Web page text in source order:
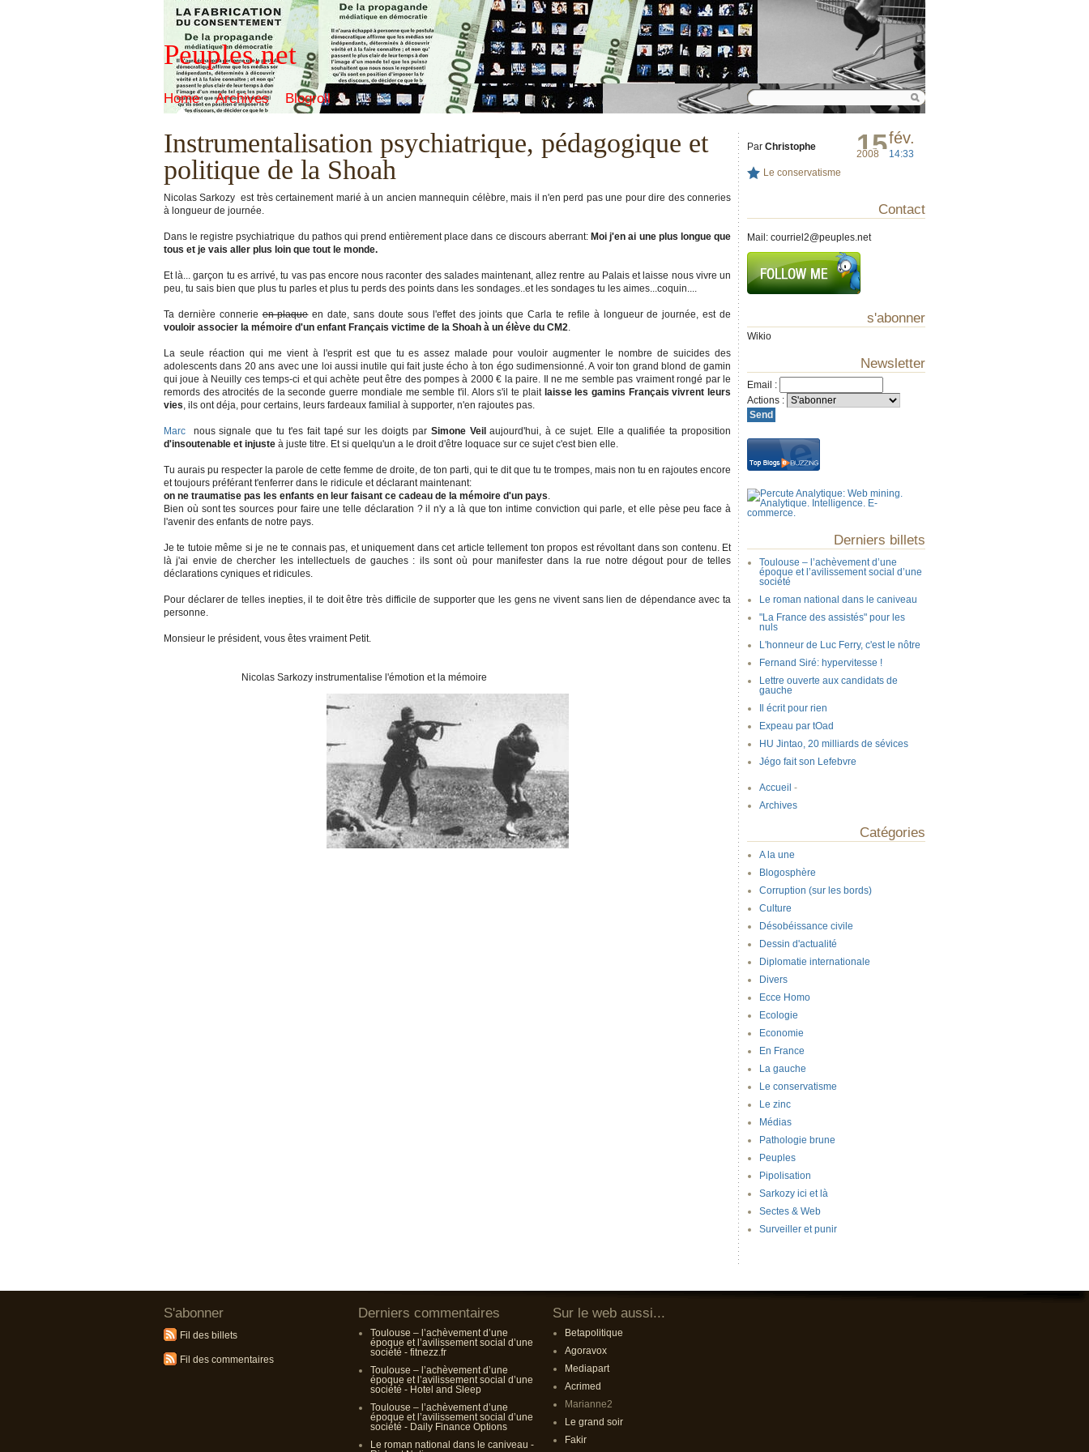
Peuples.net
Home Archives Blogroll
Instrumentalisation psychiatrique, pédagogique et
politique de la Shoah
15fév.
2008 14:33
Par Christophe
Le conservatisme
Nicolas Sarkozy est très certainement marié à un ancien mannequin célèbre, mais il n'en perd pas une pour dire des conneries
à longueur de journée.
Dans le registre psychiatrique du pathos qui prend entièrement place dans ce discours aberrant: Moi j'en ai une plus longue que
tous et je vais aller plus loin que tout le monde.
Et là... garçon tu es arrivé, tu vas pas encore nous raconter des salades maintenant, allez rentre au Palais et laisse nous vivre un
peu, tu sais bien que plus tu parles et plus tu perds des points dans les sondages..et les sondages tu les aimes...coquin....
Ta dernière connerieen plaqueen date, sans doute sous l'effet des joints que Carla te refile à longueur de journée, est de
vouloir associer la mémoire d'un enfant Français victime de la Shoah à un élève du CM2.
La seule réaction qui me vient à l'esprit est que tu es assez malade pour vouloir augmenter le nombre de suicides des
adolescents dans 20 ans avec une loi aussi inutile qui fait juste écho à ton égo sudimensionné. A voir ton grand blond de gamin
qui joue à Neuilly ces temps-ci et qui achète peut être des pompes à 2000 € la paire. Il ne me semble pas vraiment rongé par le
remords des atrocités de la seconde guerre mondiale me semble t'il. Alors s'il te plait laisse les gamins Français vivrent leurs
vies, ils ont déja, pour certains, leurs fardeaux familial à supporter, n'en rajoutes pas.
Marc nous signale que tu t'es fait tapé sur les doigts par Simone Veil aujourd'hui, à ce sujet. Elle a qualifiée ta proposition
d'insoutenable et injuste à juste titre. Et si quelqu'un a le droit d'être loquace sur ce sujet c'est bien elle.
Tu aurais pu respecter la parole de cette femme de droite, de ton parti, qui te dit que tu te trompes, mais non tu en rajoutes encore
et toujours préférant t'enferrer dans le ridicule et déclarant maintenant:
on ne traumatise pas les enfants en leur faisant ce cadeau de la mémoire d'un pays.
Bien où sont tes sources pour faire une telle déclaration ? il n'y a là que ton intime conviction qui parle, et elle pèse peu face à
l'avenir des enfants de notre pays.
Je te tutoie même si je ne te connais pas, et uniquement dans cet article tellement ton propos est révoltant dans son contenu. Et
là j'ai envie de chercher les intellectuels de gauches : ils sont où pour manifester dans la rue notre dégout pour de telles
déclarations cyniques et ridicules.
Pour déclarer de telles inepties, il te doit être très difficile de supporter que les gens ne vivent sans lien de dépendance avec ta
personne.
Monsieur le président, vous êtes vraiment Petit.
Nicolas Sarkozy instrumentalise l'émotion et la mémoire
Contact
Mail: courriel2@peuples.net
s'abonner
Wikio
Newsletter
Email :
Actions :
Derniers billets
Toulouse – l’achèvement d’une
époque et l’avilissement social d’une
société
Le roman national dans le caniveau
"La France des assistés" pour les
nuls
L'honneur de Luc Ferry, c'est le nôtre
Fernand Siré: hypervitesse !
Lettre ouverte aux candidats de
gauche
Il écrit pour rien
Expeau par tOad
HU Jintao, 20 milliards de sévices
Jégo fait son Lefebvre
Accueil -
Archives
Catégories
A la une
Blogosphère
Corruption (sur les bords)
Culture
Désobéissance civile
Dessin d'actualité
Diplomatie internationale
Divers
Ecce Homo
Ecologie
Economie
En France
La gauche
Le conservatisme
Le zinc
Médias
Pathologie brune
Peuples
Pipolisation
Sarkozy ici et là
Sectes & Web
Surveiller et punir
S'abonner
Fil des billets
Fil des commentaires
Derniers commentaires
Toulouse – l’achèvement d’une
époque et l’avilissement social d’une
société - fitnezz.fr
Toulouse – l’achèvement d’une
époque et l’avilissement social d’une
société - Hotel and Sleep
Toulouse – l’achèvement d’une
époque et l’avilissement social d’une
société - Daily Finance Options
Le roman national dans le caniveau -
Sur le web aussi...
Betapolitique
Agoravox
Mediapart
Acrimed
Marianne2
Le grand soir
Fakir